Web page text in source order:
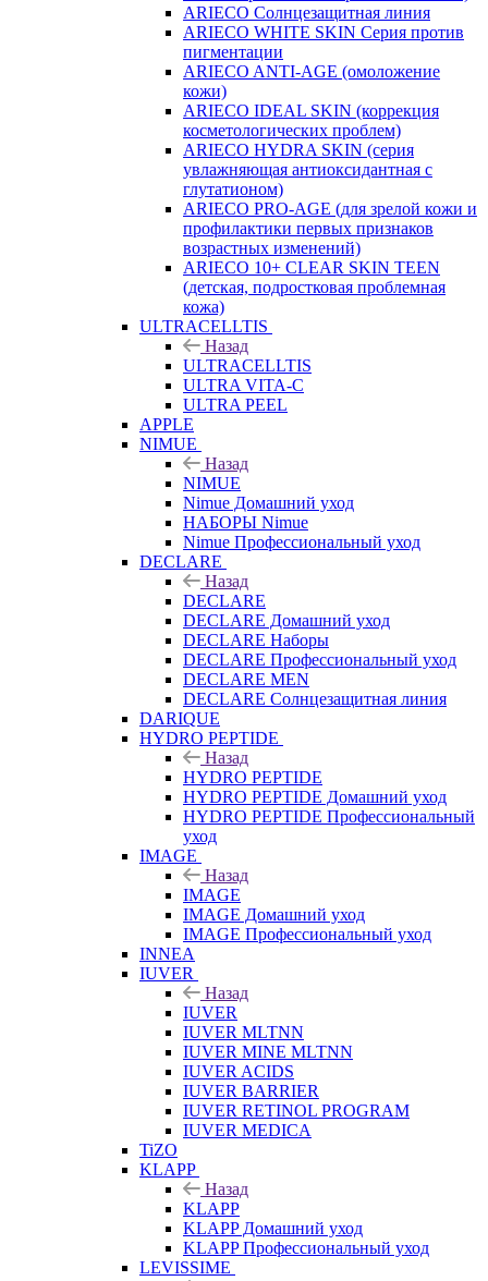
ARIECO Солнцезащитная линия
ARIECO WHITE SKIN Серия против
пигментации
ARIECO ANTI-AGE (омоложение
кожи)
ARIECO IDEAL SKIN (коррекция
косметологических проблем)
ARIECO HYDRA SKIN (серия
увлажняющая антиоксидантная с
глутатионом)
ARIECO PRO-AGE (для зрелой кожи и
профилактики первых признаков
возрастных изменений)
ARIECO 10+ CLEAR SKIN TEEN
(детская, подростковая проблемная
кожа)
ULTRACELLTIS
Назад
ULTRACELLTIS
ULTRA VITA-C
ULTRA PEEL
APPLE
NIMUE
Назад
NIMUE
Nimue Домашний уход
НАБОРЫ Nimue
Nimue Профессиональный уход
DECLARE
Назад
DECLARE
DECLARE Домашний уход
DECLARE Наборы
DECLARE Профессиональный уход
DECLARE MEN
DECLARE Солнцезащитная линия
DARIQUE
HYDRO PEPTIDE
Назад
HYDRO PEPTIDE
HYDRO PEPTIDE Домашний уход
HYDRO PEPTIDE Профессиональный
уход
IMAGE
Назад
IMAGE
IMAGE Домашний уход
IMAGE Профессиональный уход
INNEA
IUVER
Назад
IUVER
IUVER MLTNN
IUVER MINE MLTNN
IUVER ACIDS
IUVER BARRIER
IUVER RETINOL PROGRAM
IUVER MEDICA
TiZO
KLAPP
Назад
KLAPP
KLAPP Домашний уход
KLAPP Профессиональный уход
LEVISSIME